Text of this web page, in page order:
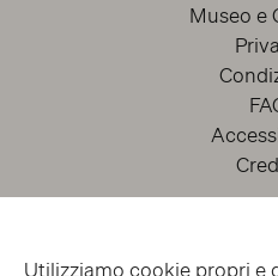
Utilizziamo cookie propri e
Museo e